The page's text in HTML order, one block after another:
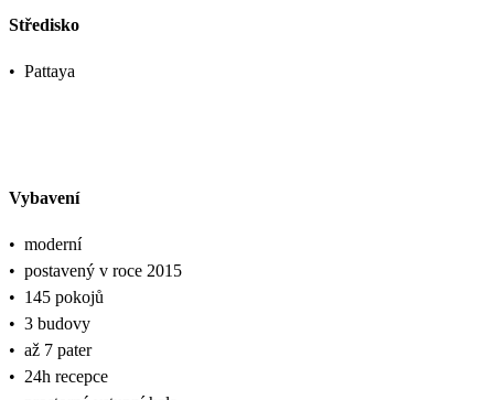
Středisko
• Pattaya
Vybavení
• moderní
• postavený v roce 2015
• 145 pokojů
• 3 budovy
• až 7 pater
• 24h recepce